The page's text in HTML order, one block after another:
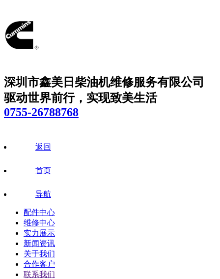
深圳市鑫美日柴油机维修服务有限公司
驱动世界前行，实现致美生活
0755-26788768
返回
首页
导航
配件中心
维修中心
实力展示
新闻资讯
关于我们
合作客户
联系我们